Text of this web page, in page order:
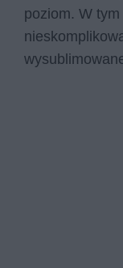
poziom. W tym